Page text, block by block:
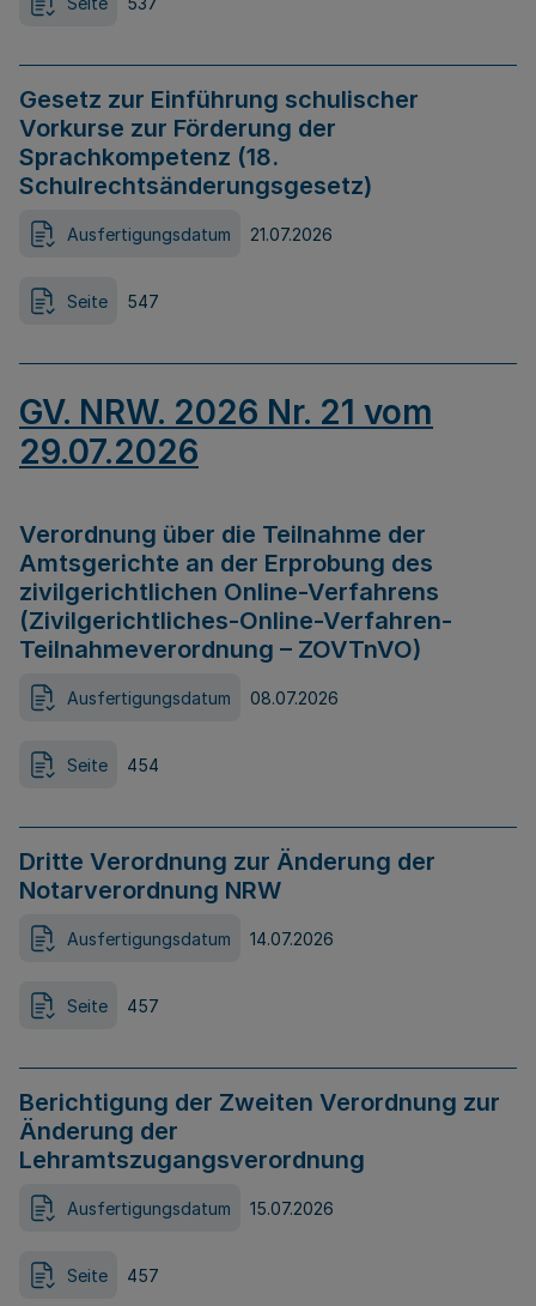
Gesetz zur Einführung schulischer
Vorkurse zur Förderung der
Sprachkompetenz (18.
Schulrechtsänderungsgesetz)
Ausfertigungsdatum 21.07.2026
Seite 547
GV. NRW. 2026 Nr. 21 vom
29.07.2026
Verordnung über die Teilnahme der
Amtsgerichte an der Erprobung des
zivilgerichtlichen Online-Verfahrens
(Zivilgerichtliches-Online-Verfahren-
Teilnahmeverordnung – ZOVTnVO)
Ausfertigungsdatum 08.07.2026
Seite 454
Dritte Verordnung zur Änderung der
Notarverordnung NRW
Ausfertigungsdatum 14.07.2026
Seite 457
Berichtigung der Zweiten Verordnung zur
Änderung der
Lehramtszugangsverordnung
Ausfertigungsdatum 15.07.2026
Seite 457